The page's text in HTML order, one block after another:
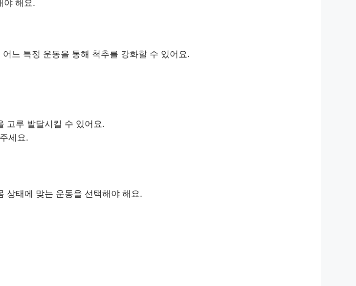
야 해요.
느 특정 운동을 통해 척추를 강화할 수 있어요.
고루 발달시킬 수 있어요.
세요.
상태에 맞는 운동을 선택해야 해요.